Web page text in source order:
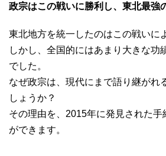
政宗はこの戦いに勝利し、東北最強
東北地方を統一したのはこの戦いに
しかし、全国的にはあまり大きな功
でした。
なぜ政宗は、現代にまで語り継がれ
しょうか？
その理由を、2015年に発見された手
ができます。